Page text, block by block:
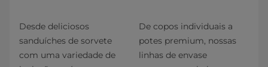
Desde deliciosos
sanduíches de sorvete
com uma variedade de
De copos individuais a
potes premium, nossas
linhas de envase